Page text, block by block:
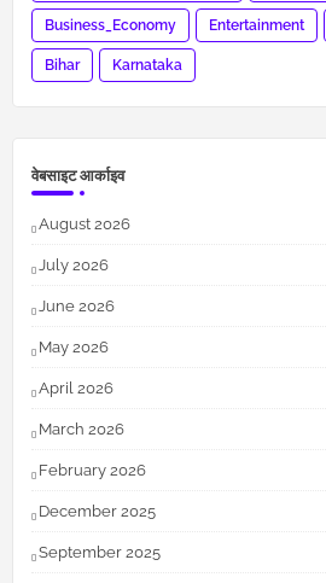
Business_Economy Entertainment
Bihar Karnataka
वेबसाइट आर्काइव
August 2026
July 2026
June 2026
May 2026
April 2026
March 2026
February 2026
December 2025
September 2025